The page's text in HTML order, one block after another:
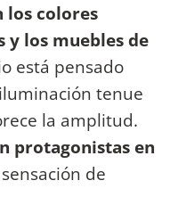
los colores
y los muebles de
está pensado
tenue
la amplitud.
protagonistas en
de